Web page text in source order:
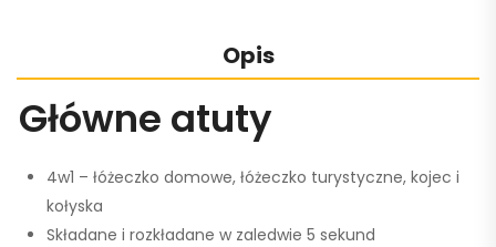
Opis
Główne atuty
4w1 – łóżeczko domowe, łóżeczko turystyczne, kojec i
kołyska
Składane i rozkładane w zaledwie 5 sekund